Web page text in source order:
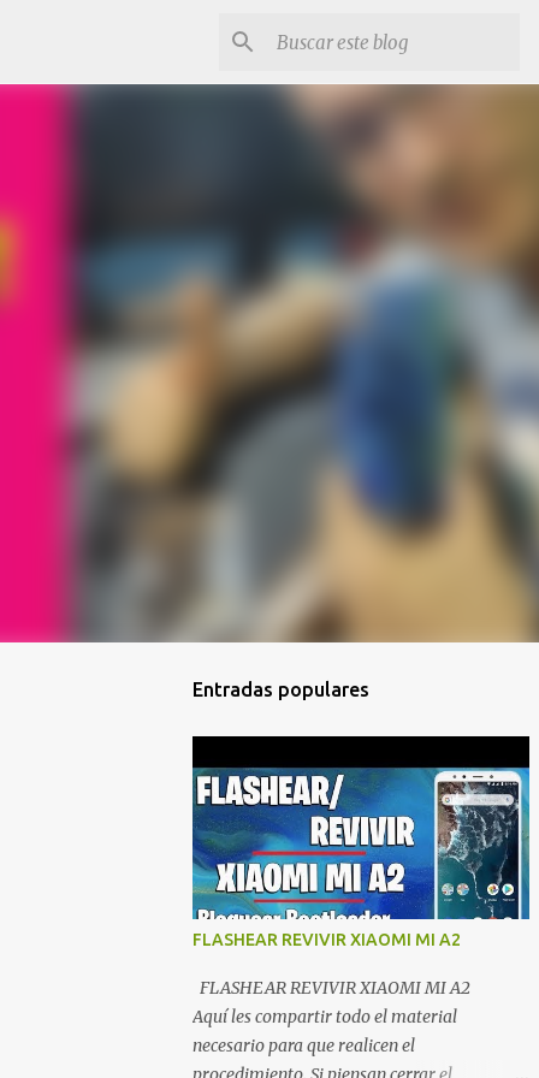
Entradas populares
FLASHEAR REVIVIR XIAOMI MI A2
FLASHEAR REVIVIR XIAOMI MI A2
Aquí les compartir todo el material
necesario para que realicen el